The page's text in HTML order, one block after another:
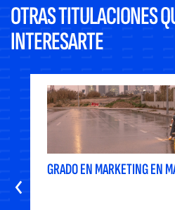
OTRAS TITULACIONES
INTERESARTE
GRADO EN MARKETING EN
‹